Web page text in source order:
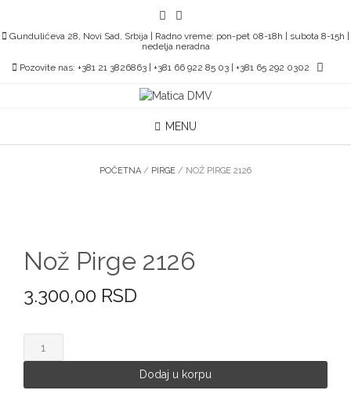
content
Gundulićeva 28, Novi Sad, Srbija | Radno vreme: pon-pet 08-18h | subota 8-15h |
nedelja neradna
Pozovite nas: +381 21 3826863 | +381 66 922 85 03 | +381 65 292 0302
MENU
POČETNA / PIRGE / NOŽ PIRGE 2126
Nož Pirge 2126
3.300,00 RSD
Pirge
količina
Dodaj u korpu